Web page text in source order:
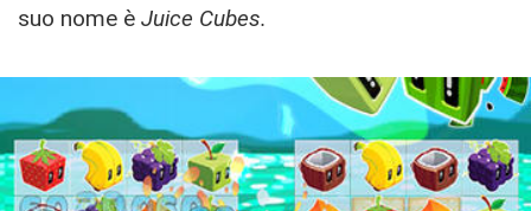
suo nome è Juice Cubes.